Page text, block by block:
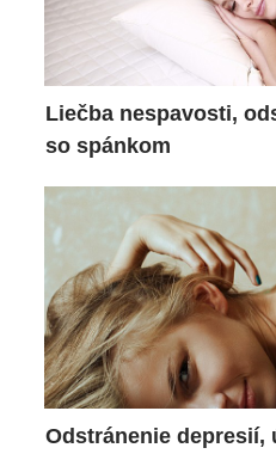
Liečba nespavosti,
so spánkom
Odstránenie depresií,